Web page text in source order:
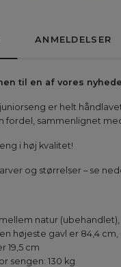
ANMELDELSER
til en af vores
er helt
fordel, sammenlignet
i høj kvalitet!
og størrelser – se
natur
højeste gavl er 84,4
19,5 cm
sengen: 130 kg